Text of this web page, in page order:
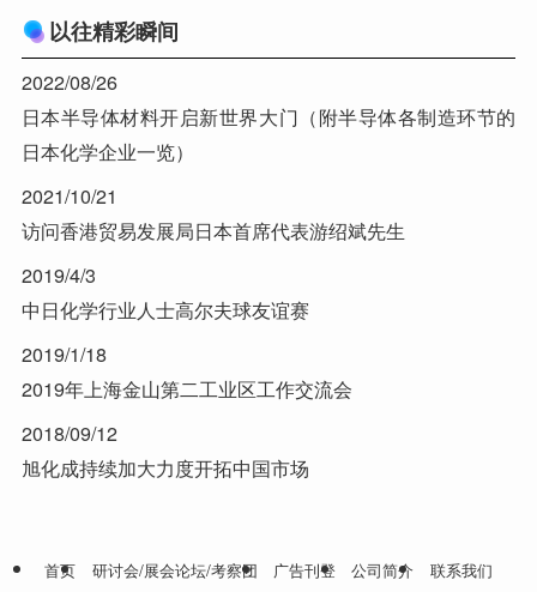
以往精彩瞬间
2022/08/26
日本半导体材料开启新世界大门（附半导体各制造环节的
日本化学企业一览）
2021/10/21
访问香港贸易发展局日本首席代表游绍斌先生
2019/4/3
中日化学行业人士高尔夫球友谊赛
2019/1/18
2019年上海金山第二工业区工作交流会
2018/09/12
旭化成持续加大力度开拓中国市场
首页 研讨会/展会论坛/考察团 广告刊登 公司简介
联系我们